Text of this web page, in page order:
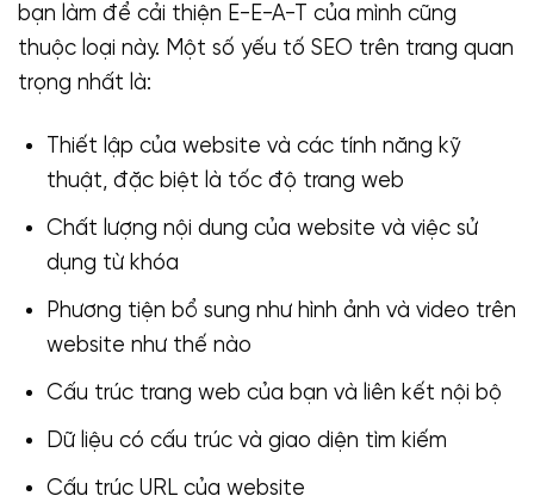
bạn làm để cải thiện E-E-A-T của mình cũng
thuộc loại này. Một số yếu tố SEO trên trang quan
trọng nhất là:
Thiết lập của website và các tính năng kỹ
thuật, đặc biệt là tốc độ trang web
Chất lượng nội dung của website và việc sử
dụng từ khóa
Phương tiện bổ sung như hình ảnh và video trên
website như thế nào
Cấu trúc trang web của bạn và liên kết nội bộ
Dữ liệu có cấu trúc và giao diện tìm kiếm
Cấu trúc URL của website